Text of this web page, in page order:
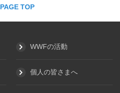
PAGE TOP
WWFの活動
個人の皆さまへ